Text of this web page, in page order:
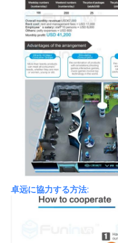
卓远に協力する方法: